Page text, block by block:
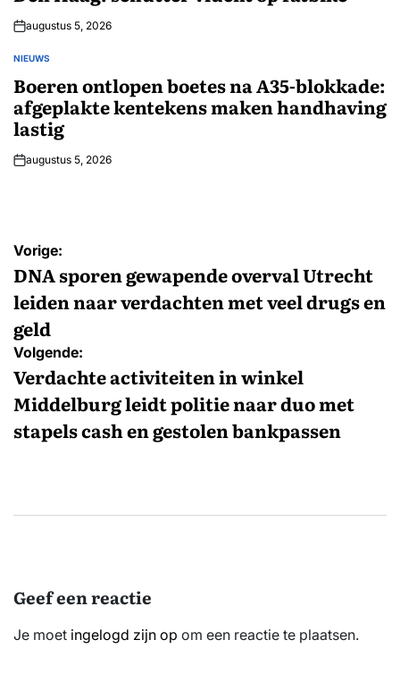
augustus 5, 2026
GEPLAATST
NIEUWS
Boeren ontlopen boetes na A35-blokkade:
afgeplakte kentekens maken handhaving
lastig
augustus 5, 2026
Bericht
navigatie
Vorige:
DNA sporen gewapende overval Utrecht
leiden naar verdachten met veel drugs en
geld
Volgende:
Verdachte activiteiten in winkel
Middelburg leidt politie naar duo met
stapels cash en gestolen bankpassen
Geef een reactie
Je moet ingelogd zijn op om een reactie te plaatsen.